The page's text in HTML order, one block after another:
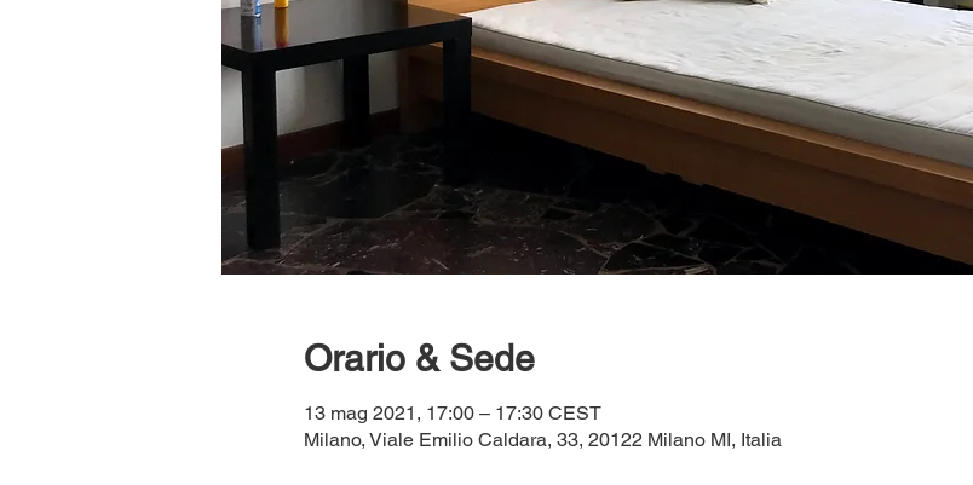
Orario & Sede
13 mag 2021, 17:00 – 17:30 CEST
Milano, Viale Emilio Caldara, 33, 20122 Milano MI, Italia